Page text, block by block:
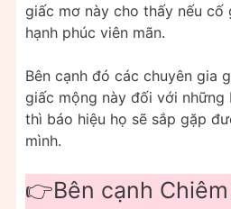
giấc mơ này cho thấy nếu cố
hạnh phúc viên mãn.
Bên cạnh đó các chuyên gia
giấc mộng này đối với những
thì báo hiệu họ sẽ sắp gặp
mình.
👉Bên cạnh